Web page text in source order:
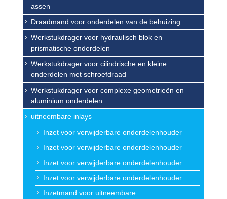
assen
Draadmand voor onderdelen van de behuizing
Werkstukdrager voor hydraulisch blok en
prismatische onderdelen
Werkstukdrager voor cilindrische en kleine
onderdelen met schroefdraad
Werkstukdrager voor complexe geometrieën en
aluminium onderdelen
uitneembare inlays
Inzet voor verwijderbare onderdelenhouder
Inzet voor verwijderbare onderdelenhouder
Inzet voor verwijderbare onderdelenhouder
Inzet voor verwijderbare onderdelenhouder
Inzetmand voor uitneembare